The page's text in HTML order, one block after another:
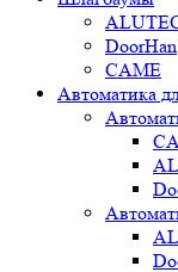
DoorHan
CAME
Автоматика